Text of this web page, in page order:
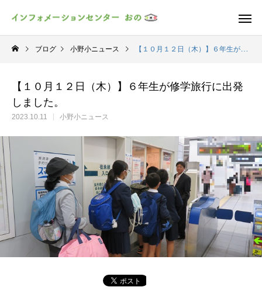
ブログ 小野小ニュース 【１０月１２日（木）】６年生が修学旅行に出発しました。
【１０月１２日（木）】６年生が修学旅行に出発
しました。
2023.10.11 小野小ニュース